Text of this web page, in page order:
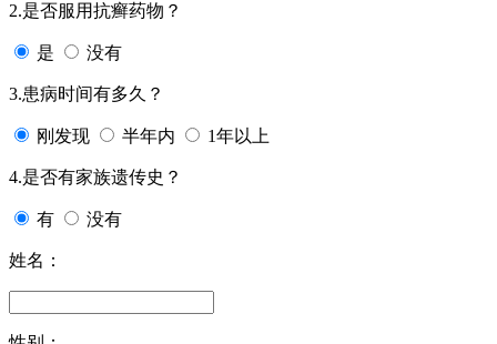
2.是否服用抗癣药物？
是 没有
3.患病时间有多久？
刚发现 半年内 1年以上
4.是否有家族遗传史？
有 没有
姓名：